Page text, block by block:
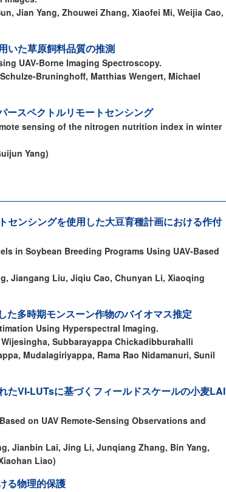
Jian Yang, Zhouwei Zhang, Xiaofei Mi, Weijia Cao,
いた草原飼料品質の推測
UAV-Borne Imaging Spectroscopy.
Bruninghoff, Matthias Wengert, Michael
ースペクトルリモートセンシング
sensing of the nitrogen nutrition index in winter
Yang)
センシングを使用した大豆育種計画における作付
in Soybean Breeding Programs Using UAV-Based
Jiangang Liu, Jiqiu Cao, Chunyan Li, Xiaoqing
た多時期モンスーン作物のバイオマス推定
Using Hyperspectral Imaging.
Subbarayappa Chickadibburahalli
Mudalagiriyappa, Rama Rao Nidamanuri, Sunil
たVI-LUTsに基づくフィールドスケールの小麦LAI
on UAV Remote-Sensing Observations and
Jianbin Lai, Jing Li, Junqiang Zhang, Bin Yang,
Liao)
る物理的保護